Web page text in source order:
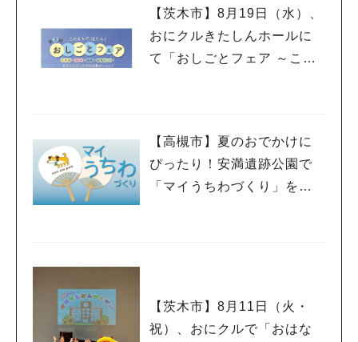
【茨木市】8月19日（水）、
おにクルきたしんホールに
て「おしごとフェア ～この
【高槻市】夏のおでかけに
ぴったり！安満遺跡公園で
「マイうちわづくり」を開
【茨木市】8月11日（火・
祝）、おにクルで「おはな